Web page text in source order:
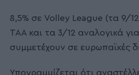
8,5% σε Volley League (τα 9/
ΤΑΑ και τα 3/12 αναλογικά
συμμετέχουν σε ευρωπαϊκές
Υπογραμμίζεται ότι